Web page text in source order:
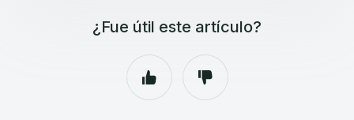
¿Fue útil este artículo?